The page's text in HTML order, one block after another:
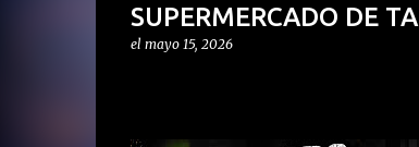
SUPERMERCADO DE
el mayo 15, 2026